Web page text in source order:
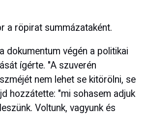
a röpirat summázataként.
dokumentum végén a politikai
ígérte. "A szuverén
nem lehet se kitörölni, se
hozzátette: "mi sohasem adjuk
Voltunk, vagyunk és